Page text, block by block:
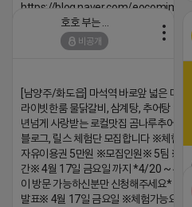
https://blog.naver.com/eocomim/
2026-04-18 17:15
비공개
[남양주/화도읍] 마석역 바로앞 넓은 매장
라이빗한룸 물닭갈비, 삼계탕, 추어탕 맛집
년넘게 사랑받는 로컬맛집 곰나루추어탕에
블로그, 릴스 체험단 모집합니다 ※체험메
자유이용권 5만원 ※모집인원※ 5팀 ※모
간※ 4월 17일 금요일 까지 *4/20 ~ 4/
이 방문 가능하신분만 신청해주세요* ※
발표※ 4월 17일 금요일 ※체험가능요일